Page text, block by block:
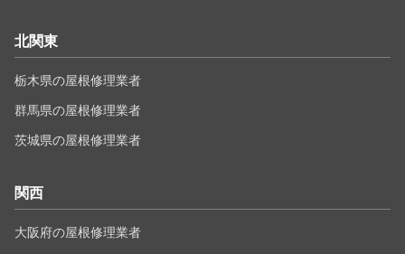
北関東
栃木県の屋根修理業者
群馬県の屋根修理業者
茨城県の屋根修理業者
関西
大阪府の屋根修理業者